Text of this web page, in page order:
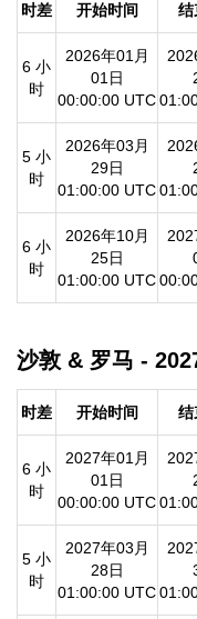
时差 开始时间 结
6 小
时
2026年01月
01日
00:00:00 UTC
5 小
时
2026年03月
29日
01:00:00 UTC
6 小
时
2026年10月
25日
01:00:00 UTC
沙敦 & 罗马 -
时差 开始时间 结
6 小
时
2027年01月
01日
00:00:00 UTC
5 小
时
2027年03月
28日
01:00:00 UTC